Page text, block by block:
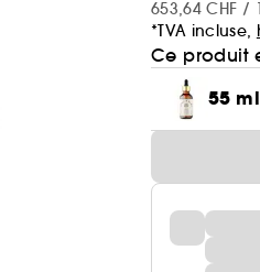
653,64 CHF /
*TVA incluse,
Ce produit
55 ml